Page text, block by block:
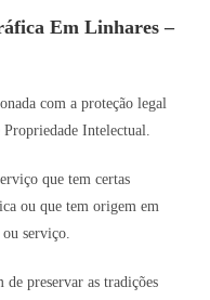
Em Linhares –
com a proteção legal
Intelectual.
que tem certas
ou que tem origem em
serviço.
preservar as tradições